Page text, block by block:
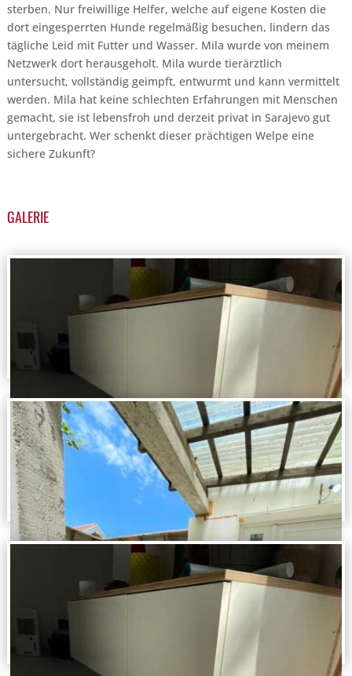
sterben. Nur freiwillige Helfer, welche auf eigene Kosten die
dort eingesperrten Hunde regelmäßig besuchen, lindern das
tägliche Leid mit Futter und Wasser. Mila wurde von meinem
Netzwerk dort herausgeholt. Mila wurde tierärztlich
untersucht, vollständig geimpft, entwurmt und kann vermittelt
werden. Mila hat keine schlechten Erfahrungen mit Menschen
gemacht, sie ist lebensfroh und derzeit privat in Sarajevo gut
untergebracht. Wer schenkt dieser prächtigen Welpe eine
sichere Zukunft?
GALERIE